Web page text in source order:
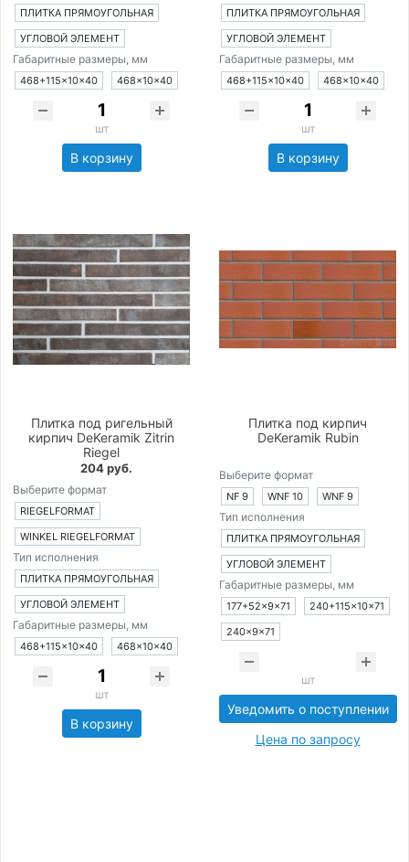
ПЛИТКА ПРЯМОУГОЛЬНАЯ
УГЛОВОЙ ЭЛЕМЕНТ
Габаритные размеры, мм
468+115×10×40 468×10×40
шт
В корзину
ПЛИТКА ПРЯМОУГОЛЬНАЯ
УГЛОВОЙ ЭЛЕМЕНТ
Габаритные размеры, мм
468+115×10×40 468×10×40
шт
В корзину
Плитка под ригельный
кирпич DeKeramik Zitrin
Riegel
204 руб.
Выберите формат
RIEGELFORMAT
WINKEL RIEGELFORMAT
Тип исполнения
ПЛИТКА ПРЯМОУГОЛЬНАЯ
УГЛОВОЙ ЭЛЕМЕНТ
Габаритные размеры, мм
468+115×10×40 468×10×40
шт
В корзину
Плитка под кирпич
DeKeramik Rubin
Выберите формат
NF 9 WNF 10 WNF 9
Тип исполнения
ПЛИТКА ПРЯМОУГОЛЬНАЯ
УГЛОВОЙ ЭЛЕМЕНТ
Габаритные размеры, мм
177+52×9×71
240+115×10×71
240×9×71
шт
Уведомить о поступлении
Цена по запросу